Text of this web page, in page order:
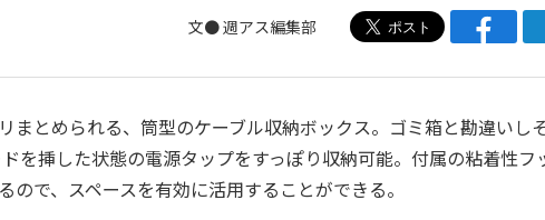
文●週アス編集部
とめられる、筒型のケーブル収納ボックス。ゴミ箱と勘違いし
を挿した状態の電源タップをすっぽり収納可能。付属の粘着性フ
で、スペースを有効に活用することができる。